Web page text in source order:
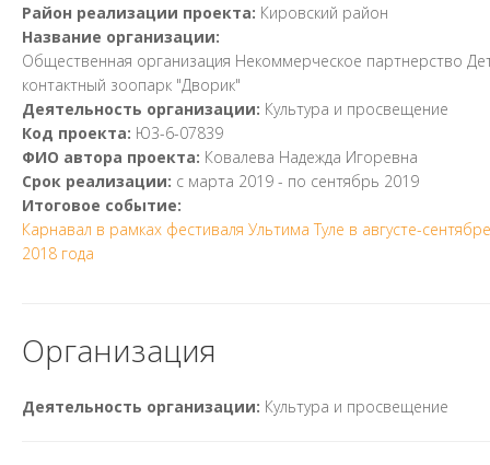
Район реализации проекта: Кировский район
Название организации:
Общественная организация Некоммерческое партнерство
контактный зоопарк "Дворик"
Деятельность организации: Культура и просвещение
Код проекта: Ю3-6-07839
ФИО автора проекта: Ковалева Надежда Игоревна
Срок реализации: с марта 2019 - по сентябрь 2019
Итоговое событие:
Карнавал в рамках фестиваля Ультима Туле в августе-сентябре
2018 года
Организация
Деятельность организации: Культура и просвещение